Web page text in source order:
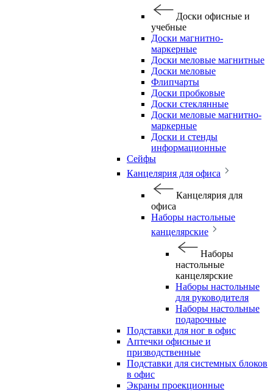
Доски офисные и
учебные
Доски магнитно-
маркерные
Доски меловые магнитные
Доски меловые
Флипчарты
Доски пробковые
Доски стеклянные
Доски меловые магнитно-
маркерные
Доски и стенды
информационные
Сейфы
Канцелярия для офиса
Канцелярия для
офиса
Наборы настольные
канцелярские
Наборы
настольные
канцелярские
Наборы настольные
для руководителя
Наборы настольные
подарочные
Подставки для ног в офис
Аптечки офисные и
призводственные
Подставки для системных блоков
в офис
Экраны проекционные